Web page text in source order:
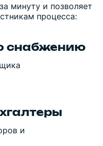
минуту и позволяет
процесса:
снабжению
и